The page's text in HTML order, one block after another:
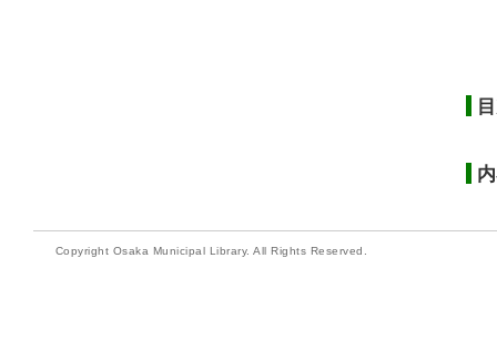
Copyright Osaka Municipal Library. All Rights Reserved.